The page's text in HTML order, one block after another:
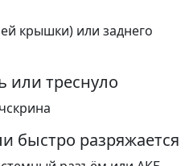
крышки) или заднего
или треснуло
быстро разряжается